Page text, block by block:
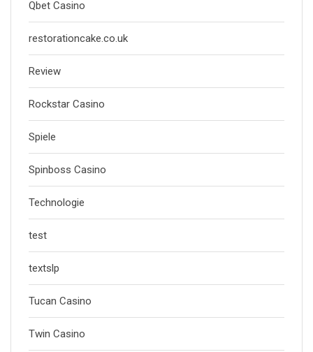
Qbet Casino
restorationcake.co.uk
Review
Rockstar Casino
Spiele
Spinboss Casino
Technologie
test
textslp
Tucan Casino
Twin Casino